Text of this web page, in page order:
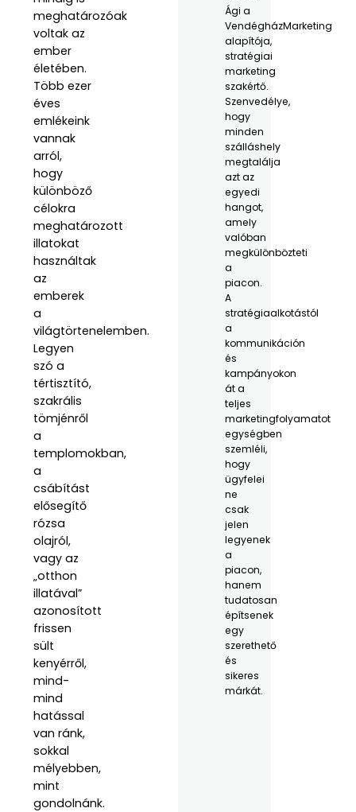
meghatározóak
voltak az
ember
életében.
Több ezer
éves
emlékeink
vannak
arról,
hogy
különböző
célokra
meghatározott
illatokat
használtak
az
emberek
a
világtörtenelemben.
Legyen
szó a
tértisztító,
szakrális
tömjénről
a
templomokban,
a
csábítást
elősegítő
rózsa
olajról,
vagy az
„otthon
illatával”
azonosított
frissen
sült
kenyérről,
mind-
mind
hatással
van ránk,
sokkal
mélyebben,
mint
gondolnánk.
Ági a
VendégházMarketing
alapítója,
stratégiai
marketing
szakértő.
Szenvedélye,
hogy
minden
szálláshely
megtalálja
azt az
egyedi
hangot,
amely
valóban
megkülönbözteti
a
piacon.
A
stratégiaalkotástól
a
kommunikáción
és
kampányokon
át a
teljes
marketingfolyamatot
egységben
szemléli,
hogy
ügyfelei
ne
csak
jelen
legyenek
a
piacon,
hanem
tudatosan
építsenek
egy
szerethető
és
sikeres
márkát.